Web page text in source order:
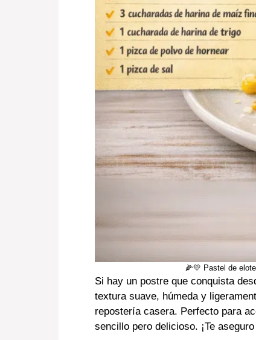
🌽💛 Pastel de
Si hay un postre que conquista
textura suave, húmeda y
repostería casera. Perfecto para
sencillo pero delicioso. ¡Te